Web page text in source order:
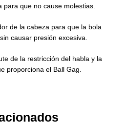
para que no cause molestias.
de la cabeza para que la bola
causar presión excesiva.
de la restricción del habla y la
proporciona el Ball Gag.